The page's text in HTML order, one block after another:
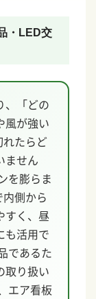
・LED交
、「どの
風が強い
れたらど
ません
を膨らま
側から
すく、昼
も活用で
であるた
取り扱い
エア看板